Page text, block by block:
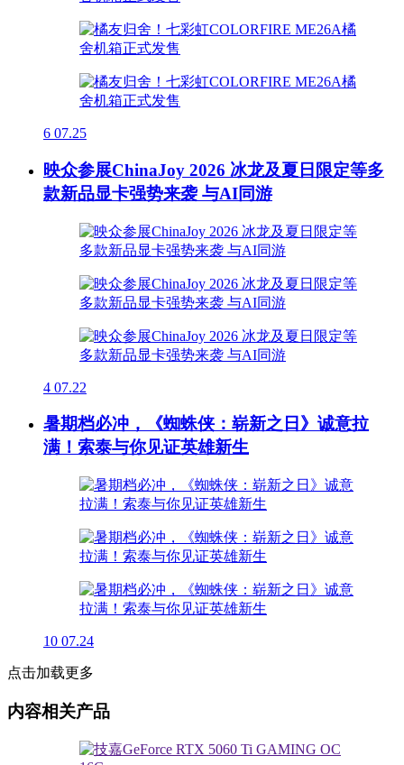
6 07.25
映众参展ChinaJoy 2026 冰龙及夏日限定等多
款新品显卡强势来袭 与AI同游
4 07.22
暑期档必冲，《蜘蛛侠：崭新之日》诚意拉
满！索泰与你见证英雄新生
10 07.24
点击加载更多
内容相关产品